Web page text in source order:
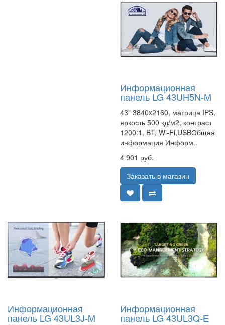
Информационная
панель LG 43UH5N-M
43" 3840x2160, матрица IPS,
яркость 500 кд/м2, контраст
1200:1, BT, Wi-Fi,USBОбщая
информация Информ..
4 901 руб.
Заказать в магазин
Информационная
панель LG 43UL3J-M
Информационная
панель LG 43UL3Q-E